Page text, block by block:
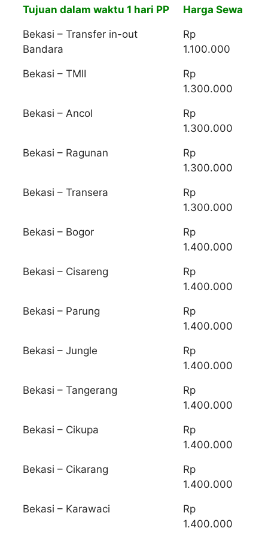
Tujuan dalam waktu 1 hari PP Harga Sewa
Bekasi – Transfer in-out
Bandara
Rp
1.100.000
Bekasi – TMII
Rp
1.300.000
Bekasi – Ancol
Rp
1.300.000
Bekasi – Ragunan
Rp
1.300.000
Bekasi – Transera
Rp
1.300.000
Bekasi – Bogor
Rp
1.400.000
Bekasi – Cisareng
Rp
1.400.000
Bekasi – Parung
Rp
1.400.000
Bekasi – Jungle
Rp
1.400.000
Bekasi – Tangerang
Rp
1.400.000
Bekasi – Cikupa
Rp
1.400.000
Bekasi – Cikarang
Rp
1.400.000
Bekasi – Karawaci
Rp
1.400.000